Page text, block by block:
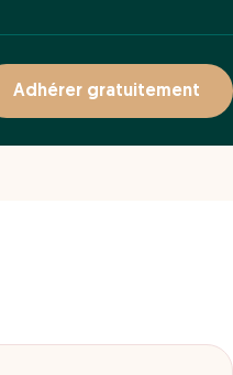
Adhérer gratuitement